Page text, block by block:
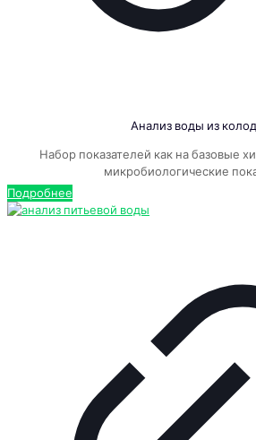
Анализ воды из
Набор показателей как на базовые
микробиологические
Подробнее